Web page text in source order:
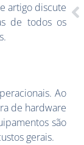
artigo discute
de todos os
Ao
de hardware
são
gerais.